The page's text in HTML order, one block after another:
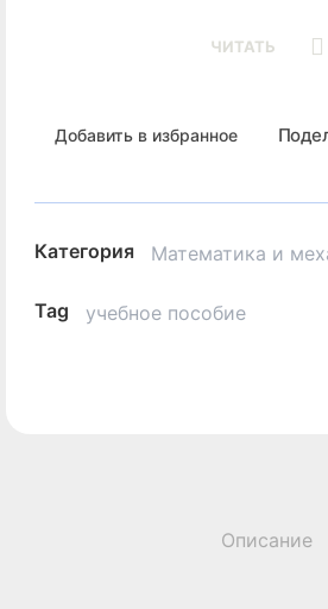
ЧИТАТЬ
Добавить в избранное
Категория Математика и
Tag учебное пособие
Описание